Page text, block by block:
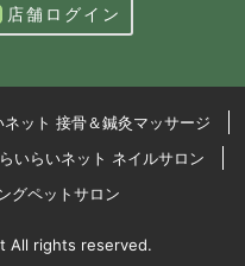
店舗ログイン
ネット 接骨＆鍼灸マッサージ
らいらいネット ネイルサロン
グペットサロン
All rights reserved.